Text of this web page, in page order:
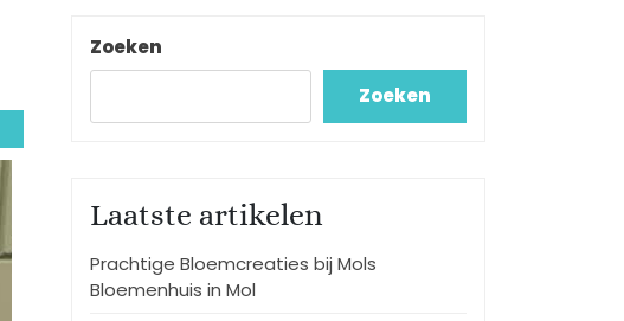
Zoeken
Zoeken
Laatste artikelen
Prachtige Bloemcreaties bij Mols
Bloemenhuis in Mol